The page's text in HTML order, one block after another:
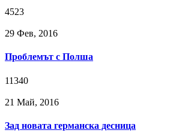
4523
29 Фев, 2016
Проблемът с Полша
11340
21 Май, 2016
Зад новата германска десница